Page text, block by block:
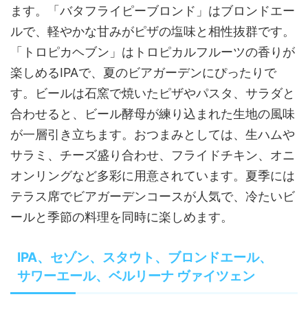
ます。「バタフライピーブロンド」はブロンドエー
ルで、軽やかな甘みがピザの塩味と相性抜群です。
「トロピカヘブン」はトロピカルフルーツの香りが
楽しめるIPAで、夏のビアガーデンにぴったりで
す。ビールは石窯で焼いたピザやパスタ、サラダと
合わせると、ビール酵母が練り込まれた生地の風味
が一層引き立ちます。おつまみとしては、生ハムや
サラミ、チーズ盛り合わせ、フライドチキン、オニ
オンリングなど多彩に用意されています。夏季には
テラス席でビアガーデンコースが人気で、冷たいビ
ールと季節の料理を同時に楽しめます。
IPA、セゾン、スタウト、ブロンドエール、
サワーエール、ベルリーナ ヴァイツェン